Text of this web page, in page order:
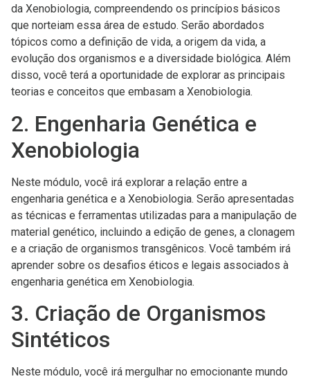
da Xenobiologia, compreendendo os princípios básicos
que norteiam essa área de estudo. Serão abordados
tópicos como a definição de vida, a origem da vida, a
evolução dos organismos e a diversidade biológica. Além
disso, você terá a oportunidade de explorar as principais
teorias e conceitos que embasam a Xenobiologia.
2. Engenharia Genética e
Xenobiologia
Neste módulo, você irá explorar a relação entre a
engenharia genética e a Xenobiologia. Serão apresentadas
as técnicas e ferramentas utilizadas para a manipulação de
material genético, incluindo a edição de genes, a clonagem
e a criação de organismos transgênicos. Você também irá
aprender sobre os desafios éticos e legais associados à
engenharia genética em Xenobiologia.
3. Criação de Organismos
Sintéticos
Neste módulo, você irá mergulhar no emocionante mundo